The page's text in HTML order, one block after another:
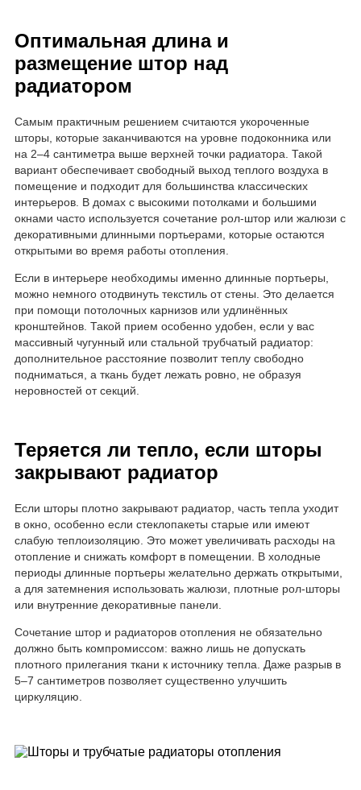
Оптимальная длина и
размещение штор над
радиатором
Самым практичным решением считаются укороченные
шторы, которые заканчиваются на уровне подоконника или
на 2–4 сантиметра выше верхней точки радиатора. Такой
вариант обеспечивает свободный выход теплого воздуха в
помещение и подходит для большинства классических
интерьеров. В домах с высокими потолками и большими
окнами часто используется сочетание рол-штор или жалюзи с
декоративными длинными портьерами, которые остаются
открытыми во время работы отопления.
Если в интерьере необходимы именно длинные портьеры,
можно немного отодвинуть текстиль от стены. Это делается
при помощи потолочных карнизов или удлинённых
кронштейнов. Такой прием особенно удобен, если у вас
массивный чугунный или стальной трубчатый радиатор:
дополнительное расстояние позволит теплу свободно
подниматься, а ткань будет лежать ровно, не образуя
неровностей от секций.
Теряется ли тепло, если шторы
закрывают радиатор
Если шторы плотно закрывают радиатор, часть тепла уходит
в окно, особенно если стеклопакеты старые или имеют
слабую теплоизоляцию. Это может увеличивать расходы на
отопление и снижать комфорт в помещении. В холодные
периоды длинные портьеры желательно держать открытыми,
а для затемнения использовать жалюзи, плотные рол-шторы
или внутренние декоративные панели.
Сочетание штор и радиаторов отопления не обязательно
должно быть компромиссом: важно лишь не допускать
плотного прилегания ткани к источнику тепла. Даже разрыв в
5–7 сантиметров позволяет существенно улучшить
циркуляцию.